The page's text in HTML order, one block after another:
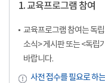
1. 교육프로그램 참여
교육프로그램 참여는 독
소식> 게시판 또는 <독립
바랍니다.
사전 접수를 필요로 하